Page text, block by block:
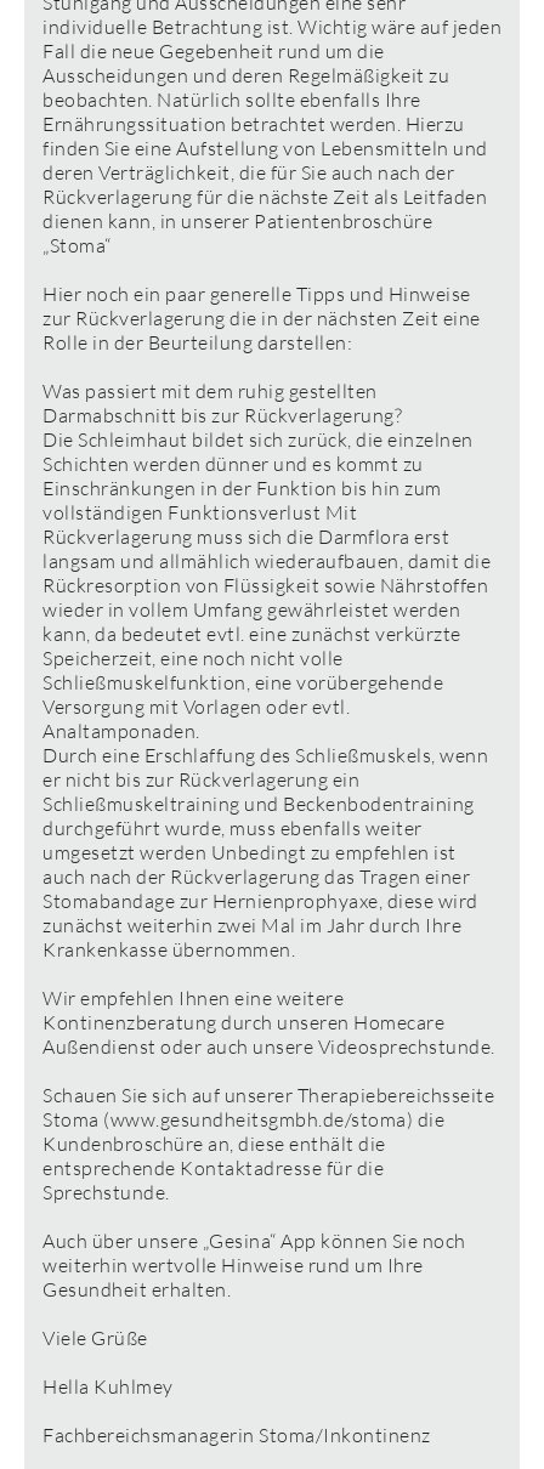
individuelle Betrachtung ist. Wichtig wäre auf jeden
Fall die neue Gegebenheit rund um die
Ausscheidungen und deren Regelmäßigkeit zu
beobachten. Natürlich sollte ebenfalls Ihre
Ernährungssituation betrachtet werden. Hierzu
finden Sie eine Aufstellung von Lebensmitteln und
deren Verträglichkeit, die für Sie auch nach der
Rückverlagerung für die nächste Zeit als Leitfaden
dienen kann, in unserer Patientenbroschüre
„Stoma“
Hier noch ein paar generelle Tipps und Hinweise
zur Rückverlagerung die in der nächsten Zeit eine
Rolle in der Beurteilung darstellen:
Was passiert mit dem ruhig gestellten
Darmabschnitt bis zur Rückverlagerung?
Die Schleimhaut bildet sich zurück, die einzelnen
Schichten werden dünner und es kommt zu
Einschränkungen in der Funktion bis hin zum
vollständigen Funktionsverlust Mit
Rückverlagerung muss sich die Darmflora erst
langsam und allmählich wiederaufbauen, damit die
Rückresorption von Flüssigkeit sowie Nährstoffen
wieder in vollem Umfang gewährleistet werden
kann, da bedeutet evtl. eine zunächst verkürzte
Speicherzeit, eine noch nicht volle
Schließmuskelfunktion, eine vorübergehende
Versorgung mit Vorlagen oder evtl.
Analtamponaden.
Durch eine Erschlaffung des Schließmuskels, wenn
er nicht bis zur Rückverlagerung ein
Schließmuskeltraining und Beckenbodentraining
durchgeführt wurde, muss ebenfalls weiter
umgesetzt werden Unbedingt zu empfehlen ist
auch nach der Rückverlagerung das Tragen einer
Stomabandage zur Hernienprophyaxe, diese wird
zunächst weiterhin zwei Mal im Jahr durch Ihre
Krankenkasse übernommen.
Wir empfehlen Ihnen eine weitere
Kontinenzberatung durch unseren Homecare
Außendienst oder auch unsere Videosprechstunde.
Schauen Sie sich auf unserer Therapiebereichsseite
Stoma (www.gesundheitsgmbh.de/stoma) die
Kundenbroschüre an, diese enthält die
entsprechende Kontaktadresse für die
Sprechstunde.
Auch über unsere „Gesina“ App können Sie noch
weiterhin wertvolle Hinweise rund um Ihre
Gesundheit erhalten.
Viele Grüße
Hella Kuhlmey
Fachbereichsmanagerin Stoma/Inkontinenz